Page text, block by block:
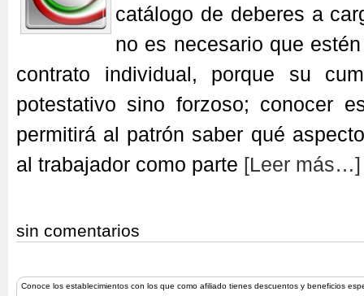
catálogo de deberes a
no es necesario que
contrato individual, porque su
potestativo sino forzoso; conocer
permitirá al patrón saber qué
al trabajador como parte [Leer más…]
sin comentarios
Conoce los establecimientos con los que como afiliado tienes descuentos y beneficios